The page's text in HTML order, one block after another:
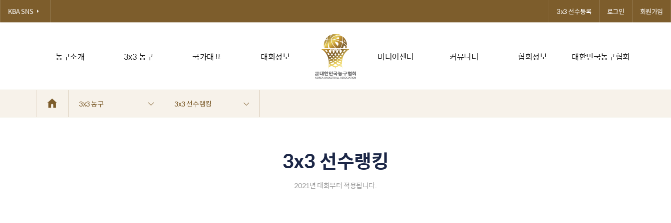
농구소개 3x3 농구 국가대표 대회정보 미디어센터 커뮤니티 협회정보 대한민국농구협회
KBA SNS 3x3 선수등록 로그인 회원가입
3x3 농구 3x3 선수랭킹
3x3 선수랭킹
2021년 대회부터 적용됩니다.